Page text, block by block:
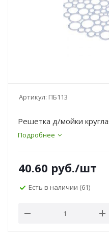
Артикул: ПБ113
Решетка д/мойки
Подробнее
40.60 руб./шт
Есть в наличии (61)